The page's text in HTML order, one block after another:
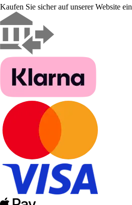
Kaufen Sie sicher auf unserer Website ein